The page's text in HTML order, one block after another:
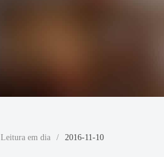
Leitura em dia / 2016-11-10